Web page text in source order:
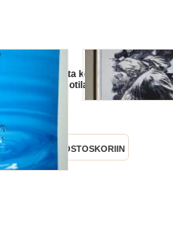
Hakkapeliitoista korpisotureihin -
suomalaisen sotilaan taival
CIL Suomi 2018
Hinta:
25,00 €
LISÄÄ OSTOSKORIIN